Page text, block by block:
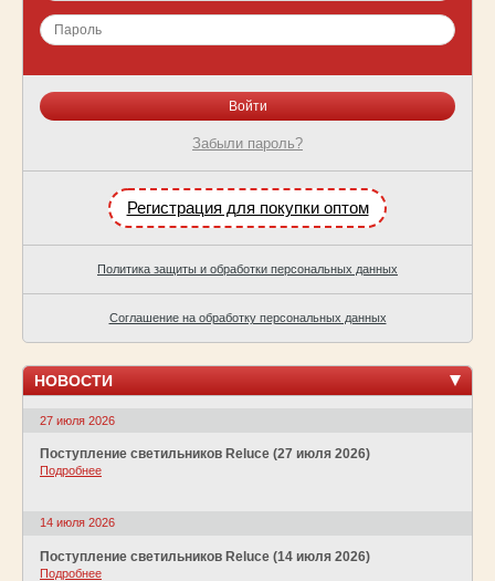
Забыли пароль?
Регистрация для покупки оптом
Политика защиты и обработки персональных данных
Соглашение на обработку персональных данных
НОВОСТИ
27 июля 2026
Поступление светильников Reluce (27 июля 2026)
Подробнее
14 июля 2026
Поступление светильников Reluce (14 июля 2026)
Подробнее